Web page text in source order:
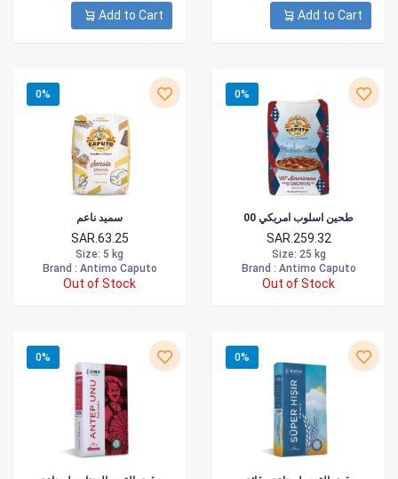
Add to Cart Add to Cart
0%
سميد ناعم
SAR.63.25
Size: 5 kg
Brand : Antimo Caputo
Out of Stock
0%
طحين اسلوب امريكي 00
SAR.259.32
Size: 25 kg
Brand : Antimo Caputo
Out of Stock
0% 0%